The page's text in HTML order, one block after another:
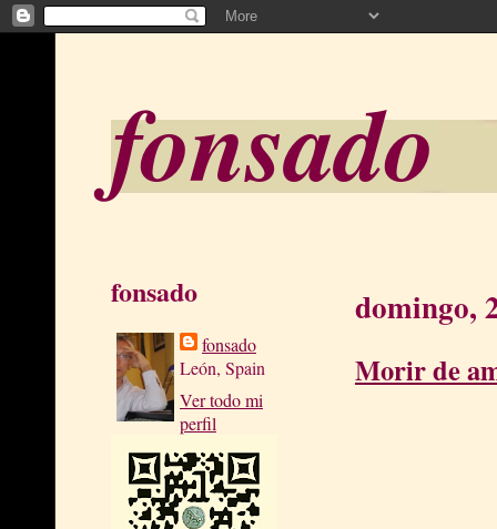
fonsado
fonsado
fonsado
León, Spain
Ver todo mi
perfil
domingo,
Morir de